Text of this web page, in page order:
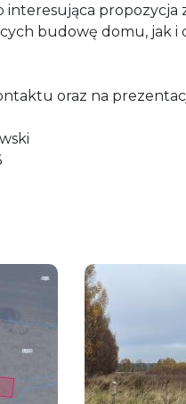
interesująca propozycja
budowę domu, jak i
oraz na